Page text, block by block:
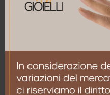
Salva il mio nome,
browser per la